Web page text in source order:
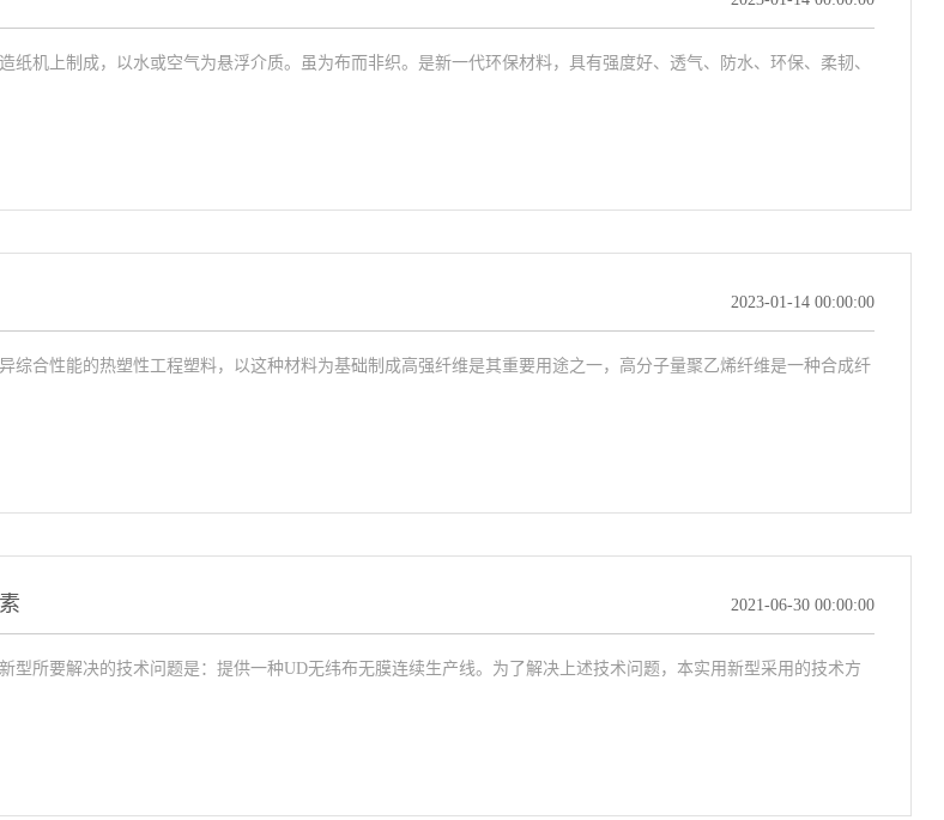
纸机上制成，以水或空气为悬浮介质。虽为布而非织。是新一代环保材料，具有强度好、透气、防水、环保、柔韧、
2023-01-14 00:00:00
综合性能的热塑性工程塑料，以这种材料为基础制成高强纤维是其重要用途之一，高分子量聚乙烯纤维是一种合成纤
2021-06-30 00:00:00
型所要解决的技术问题是：提供一种UD无纬布无膜连续生产线。为了解决上述技术问题，本实用新型采用的技术方